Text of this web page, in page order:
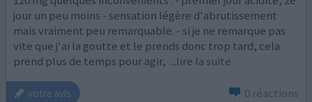
jour un peu moins - sensation légère d'abrutissement
mais vraiment peu remarquable. - si je ne remarque pas
vite que j'ai la goutte et le prends donc trop tard, cela
prend plus de temps pour agir, ...lire la suite
votre avis 0 réactions